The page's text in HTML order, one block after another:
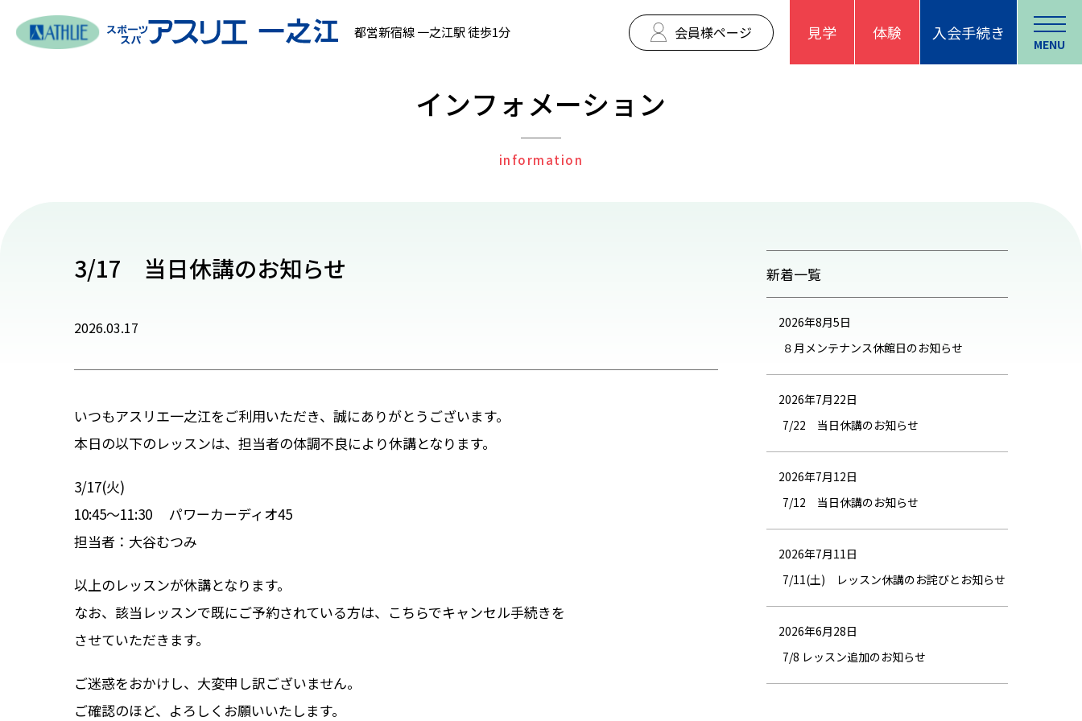
都営新宿線 一之江駅 徒歩1分 会員様ページ 見学 体験 入会手続き
MENU
インフォメーション
information
3/17 当日休講のお知らせ
2026.03.17
いつもアスリエ一之江をご利用いただき、誠にありがとうございます。
本日の以下のレッスンは、担当者の体調不良により休講となります。
3/17(火)
10:45～11:30 パワーカーディオ45
担当者：大谷むつみ
以上のレッスンが休講となります。
なお、該当レッスンで既にご予約されている方は、こちらでキャンセル手続きを
させていただきます。
ご迷惑をおかけし、大変申し訳ございません。
ご確認のほど、よろしくお願いいたします。
新着一覧
2026年8月5日
８月メンテナンス休館日のお知らせ
2026年7月22日
7/22 当日休講のお知らせ
2026年7月12日
7/12 当日休講のお知らせ
2026年7月11日
7/11(土) レッスン休講のお詫びとお知らせ
2026年6月28日
7/8 レッスン追加のお知らせ